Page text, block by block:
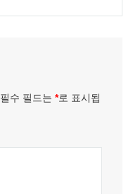
필수 필드는*로 표시됩